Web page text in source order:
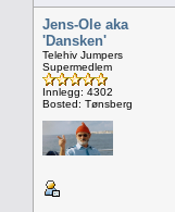
Jens-Ole aka
'Dansken'
Telehiv Jumpers
Supermedlem
Innlegg: 4302
Bosted: Tønsberg